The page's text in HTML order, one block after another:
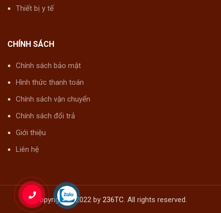
Thiết bị y tế
CHÍNH SÁCH
Chính sách bảo mật
Hình thức thanh toán
Chính sách vận chuyển
Chính sách đổi trả
Giới thiệu
Liên hệ
Copyright © 2022 by 236TC. All rights reserved.